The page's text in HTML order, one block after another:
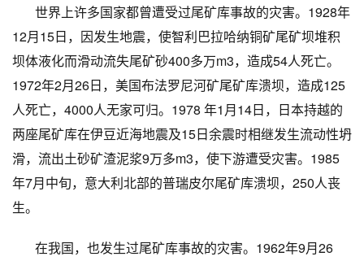
世界上许多国家都曾遭受过尾矿库事故的灾害。 1928年
12月15日，因发生地震，使智利巴拉哈纳铜矿尾矿坝堆积
坝体液化而滑动流失尾矿砂400多万m3，造成54人死亡。
1972年2月26日，美国布法罗尼河矿尾矿库溃坝，造成125
人死亡， 4000人无家可归。 1978 年1月14日，日本持越的
两座尾矿库在伊豆近海地震及15日余震时相继发生流动性坍
滑，流出土砂矿渣泥浆9万多m3，使下游遭受灾害。 1985
年7月中旬，意大利北部的普瑞皮尔尾矿库溃坝， 250人丧
生。
在我国，也发生过尾矿库事故的灾害。 1962年9月26